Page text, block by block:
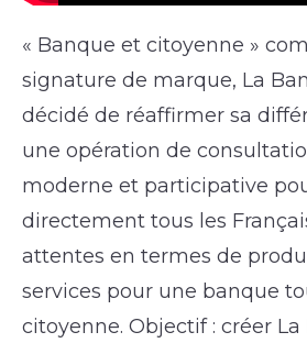
« Banque et citoyenne »
signature de marque, La
décidé de réaffirmer sa
une opération de
moderne et participative
directement tous les
attentes en termes de
services pour une banque
citoyenne. Objectif : créer